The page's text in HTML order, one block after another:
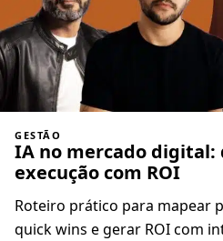
GESTÃO
IA no mercado digital:
execução com ROI
Roteiro prático para mapear
quick wins e gerar ROI com